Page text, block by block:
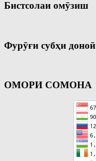
Бистсолаи омӯзиш
Фурӯғи субҳи доноӣ
ОМОРИ СОМОНА